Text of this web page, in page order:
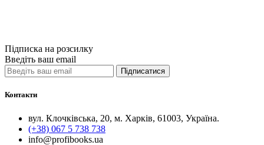
Підписка на розсилку
Введіть ваш email
Підписатися
Контакти
вул. Клочківська, 20, м. Харків, 61003, Україна.
(+38) 067 5 738 738
info@profibooks.ua